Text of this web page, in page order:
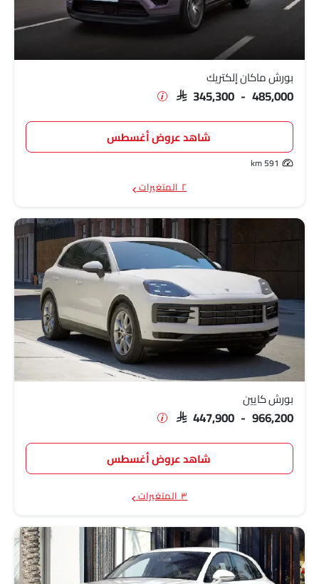
SAR 308,000 - 416,200
بورش ماكان إلكتريك
SAR 345,300 - 485,000
شاهد عروض أغسطس
591 km
٢ المتغيرات
بورش كايين
SAR 447,900 - 966,200
شاهد عروض أغسطس
٣ المتغيرات